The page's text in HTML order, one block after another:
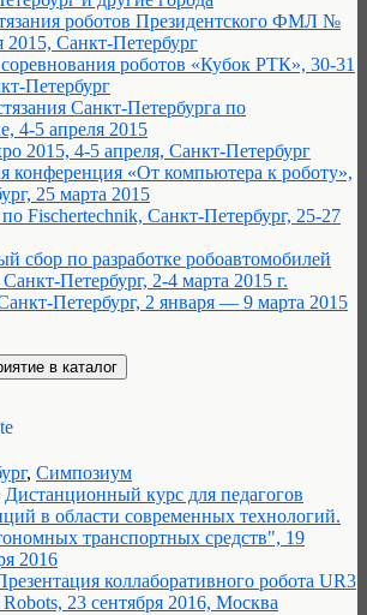
роботов Президентского ФМЛ №
2015, Санкт-Петербург
роботов «Кубок РТК», 30-31
Петербург
Санкт-Петербурга по
4-5 апреля 2015
2015, 4-5 апреля, Санкт-Петербург
конференция «От компьютера к роботу»,
25 марта 2015
Fischertechnik, Санкт-Петербург, 25-27
сбор по разработке робоавтомобилей
Петербург, 2-4 марта 2015 г.
Петербург, 2 января — 9 марта 2015
, Симпозиум
Дистанционный курс для педагогов
в области современных технологий.
транспортных средств", 19
2016
коллаборативного робота UR3
23 сентября 2016, Москва